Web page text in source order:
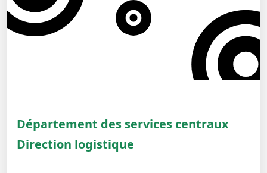
Département des services centraux
Direction logistique